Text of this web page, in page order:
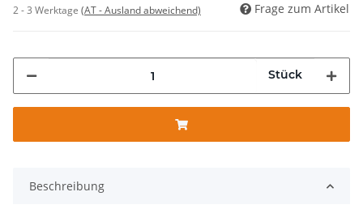
2 - 3 Werktage (AT - Ausland abweichend) Frage zum Artikel
Stück
Beschreibung